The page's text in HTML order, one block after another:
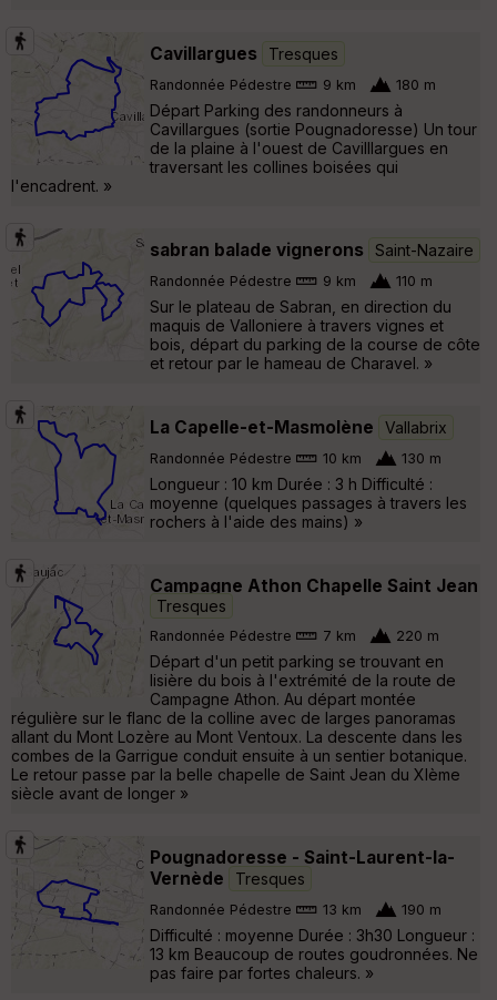
Cavillargues Tresques
Randonnée Pédestre 9 km 180 m
Départ Parking des randonneurs à
Cavillargues (sortie Pougnadoresse) Un tour
de la plaine à l'ouest de Cavilllargues en
traversant les collines boisées qui
l'encadrent. »
sabran balade vignerons Saint-Nazaire
Randonnée Pédestre 9 km 110 m
Sur le plateau de Sabran, en direction du
maquis de Valloniere à travers vignes et
bois, départ du parking de la course de côte
et retour par le hameau de Charavel. »
La Capelle-et-Masmolène Vallabrix
Randonnée Pédestre 10 km 130 m
Longueur : 10 km Durée : 3 h Difficulté :
moyenne (quelques passages à travers les
rochers à l'aide des mains) »
Campagne Athon Chapelle Saint Jean
Tresques
Randonnée Pédestre 7 km 220 m
Départ d'un petit parking se trouvant en
lisière du bois à l'extrémité de la route de
Campagne Athon. Au départ montée
régulière sur le flanc de la colline avec de larges panoramas
allant du Mont Lozère au Mont Ventoux. La descente dans les
combes de la Garrigue conduit ensuite à un sentier botanique.
Le retour passe par la belle chapelle de Saint Jean du XIème
siècle avant de longer »
Pougnadoresse - Saint-Laurent-la-
Vernède
Tresques
Randonnée Pédestre 13 km 190 m
Difficulté : moyenne Durée : 3h30 Longueur :
13 km Beaucoup de routes goudronnées. Ne
pas faire par fortes chaleurs. »